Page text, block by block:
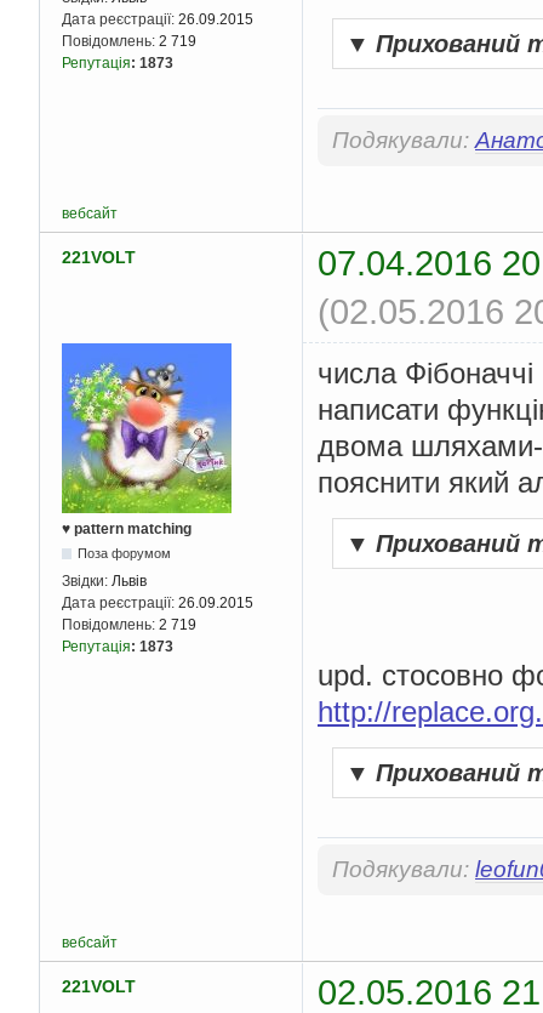
Дата реєстрації: 26.09.2015
Повідомлень: 2 719
Репутація: 1873
▼ Прихований
Подякували:
вебсайт
221VOLT
07.04.2016
(02.05.2016
♥ pattern matching
Поза форумом
Звідки: Львів
Дата реєстрації: 26.09.2015
Повідомлень: 2 719
Репутація: 1873
числа Фібоначчі
написати
двома
пояснити який
▼ Прихований
upd. стосовно
http://
▼ Прихований
Подякували:
вебсайт
221VOLT
02.05.2016